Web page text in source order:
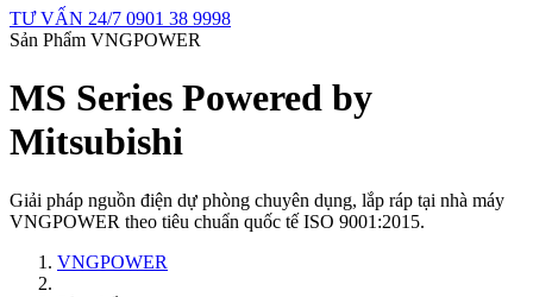
TƯ VẤN 24/7 0901 38 9998
Sản Phẩm VNGPOWER
MS Series Powered by
Mitsubishi
Giải pháp nguồn điện dự phòng chuyên dụng, lắp ráp tại nhà máy
VNGPOWER theo tiêu chuẩn quốc tế ISO 9001:2015.
VNGPOWER